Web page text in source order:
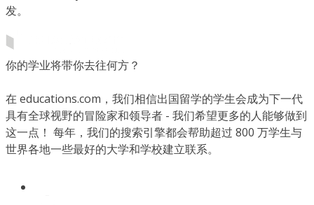
发。
你的学业将带你去往何方？
在 educations.com，我们相信出国留学的学生会成为下一代
具有全球视野的冒险家和领导者 - 我们希望更多的人能够做到
这一点！ 每年，我们的搜索引擎都会帮助超过 800 万学生与
世界各地一些最好的大学和学校建立联系。